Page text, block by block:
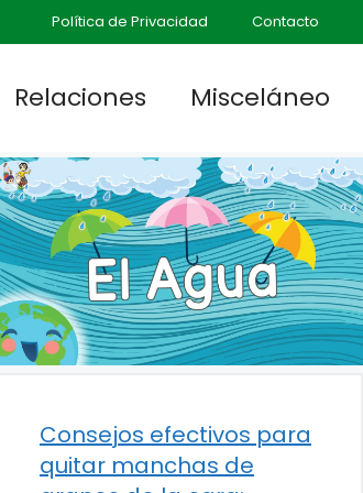
Política de Privacidad Contacto
Relaciones Misceláneo
Consejos efectivos para
quitar manchas de